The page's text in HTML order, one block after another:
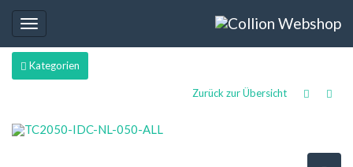
Toggle
navigation
Kategorien
Zurück zur Übersicht